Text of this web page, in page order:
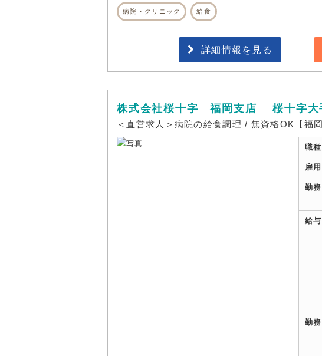
病院・クリニック 給食
詳細情報を見る
株式会社桜十字 福岡支店 桜十字大
＜直営求人＞病院の給食調理 / 無資格OK【福岡
職種
雇
勤
給与
勤